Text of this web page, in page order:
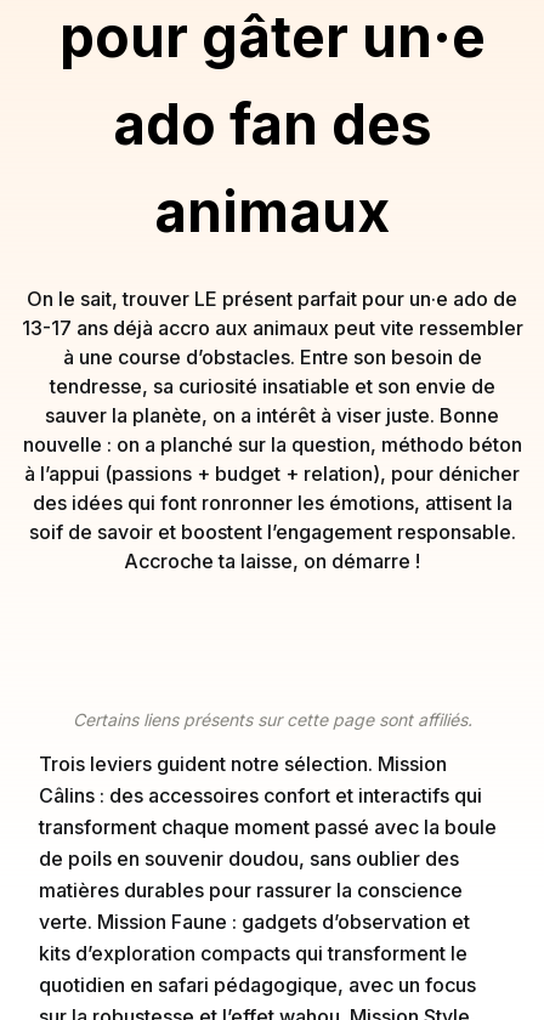
pour gâter un·e
ado fan des
animaux
On le sait, trouver LE présent parfait pour un·e ado de
13-17 ans déjà accro aux animaux peut vite ressembler
à une course d’obstacles. Entre son besoin de
tendresse, sa curiosité insatiable et son envie de
sauver la planète, on a intérêt à viser juste. Bonne
nouvelle : on a planché sur la question, méthodo béton
à l’appui (passions + budget + relation), pour dénicher
des idées qui font ronronner les émotions, attisent la
soif de savoir et boostent l’engagement responsable.
Accroche ta laisse, on démarre !
Certains liens présents sur cette page sont affiliés.
Trois leviers guident notre sélection. Mission
Câlins : des accessoires confort et interactifs qui
transforment chaque moment passé avec la boule
de poils en souvenir doudou, sans oublier des
matières durables pour rassurer la conscience
verte. Mission Faune : gadgets d’observation et
kits d’exploration compacts qui transforment le
quotidien en safari pédagogique, avec un focus